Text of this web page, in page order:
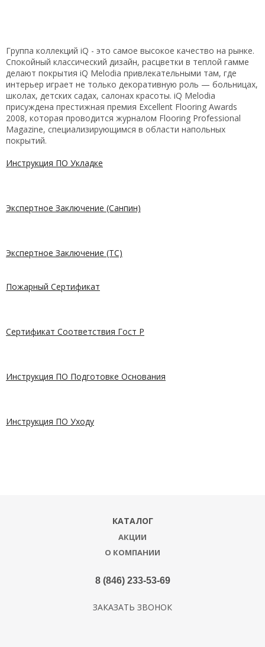
Группа коллекций iQ - это самое высокое качество на рынке.
Спокойный классический дизайн, расцветки в теплой гамме
делают покрытия iQ Melodia привлекательными там, где
интерьер играет не только декоративную роль — больницах,
школах, детских садах, салонах красоты. iQ Melodia
присуждена престижная премия Excellent Flooring Awards
2008, которая проводится журналом Flooring Professional
Magazine, специализирующимся в области напольных
покрытий.
Инструкция ПО Укладке
Экспертное Заключение (Санпин)
Экспертное Заключение (ТС)
Пожарный Сертификат
Сертификат Соответствия Гост Р
Инструкция ПО Подготовке Основания
Инструкция ПО Уходу
КАТАЛОГ
АКЦИИ
О КОМПАНИИ
8 (846) 233-53-69
ЗАКАЗАТЬ ЗВОНОК